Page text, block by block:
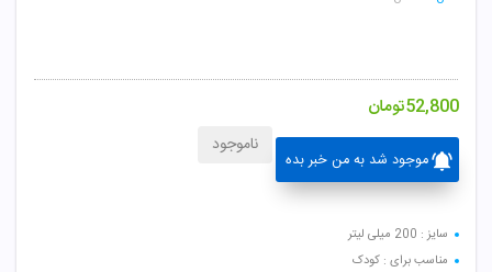
52,800تومان
موجود شد به من خبر بده
ناموجود
سایز : 200 میلی لیتر
مناسب برای : کودک